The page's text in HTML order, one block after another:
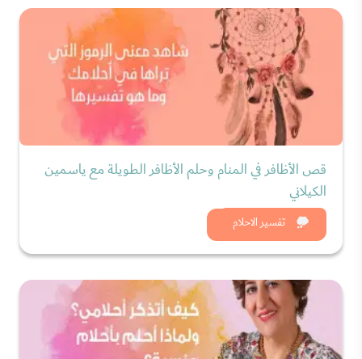
تفسير الاحلام
قص الأظافر في المنام وحلم الأظافر الطويلة مع ياسمين
الكيلاني
شاهد الان